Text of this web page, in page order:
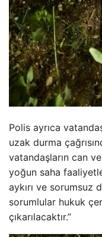
Polis ayrıca
uzak durma
vatandaşların can
yoğun saha
aykırı ve sorumsuz
sorumlular hukuk
çıkarılacaktır.”